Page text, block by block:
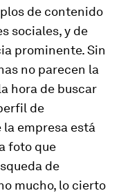
de contenido
sociales, y de
prominente. Sin
no parecen la
hora de buscar
de
empresa está
foto que
de
mucho, lo cierto